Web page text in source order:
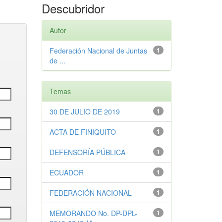
Descubridor
Autor
1
Federación Nacional de Juntas
de ...
Temas
1
30 DE JULIO DE 2019
1
ACTA DE FINIQUITO
1
DEFENSORÍA PÚBLICA
1
ECUADOR
1
FEDERACIÓN NACIONAL
1
MEMORANDO No. DP-DPL-